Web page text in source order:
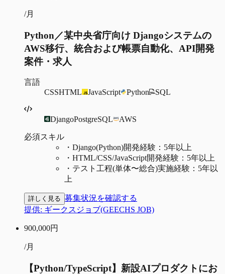
/月
Python／某中央省庁向け Djangoシステムの
AWS移行、統合および帳票自動化、API開発
案件・求人
言語
CSSHTML JavaScript Python SQL
DjangoPostgreSQL AWS
必須スキル
・ Django(Python)開発経験：5年以上
・ HTML/CSS/JavaScript開発経験：5年以上
・ テスト工程(単体〜総合)実施経験：5年以
上
詳しく見る 募集状況を確認する
提供: ギークスジョブ(GEECHS JOB)
900,000円
/月
【Python/TypeScript】新設AIプロダクトにお